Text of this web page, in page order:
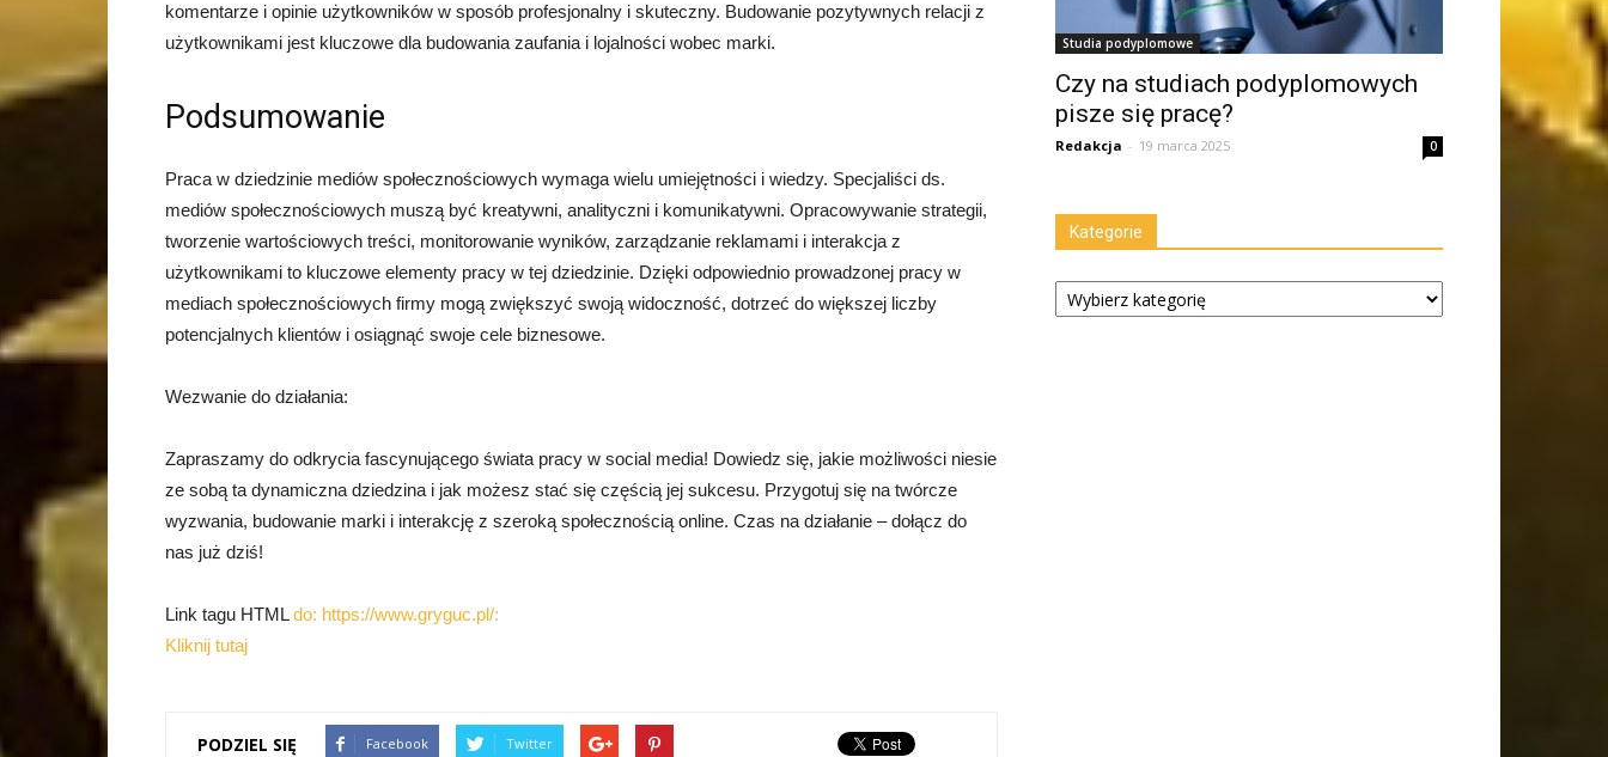
komentarze i opinie użytkowników w sposób profesjonalny i skuteczny. Budowanie pozytywnych relacji z
użytkownikami jest kluczowe dla budowania zaufania i lojalności wobec marki.
Podsumowanie
Praca w dziedzinie mediów społecznościowych wymaga wielu umiejętności i wiedzy. Specjaliści ds.
mediów społecznościowych muszą być kreatywni, analityczni i komunikatywni. Opracowywanie strategii,
tworzenie wartościowych treści, monitorowanie wyników, zarządzanie reklamami i interakcja z
użytkownikami to kluczowe elementy pracy w tej dziedzinie. Dzięki odpowiednio prowadzonej pracy w
mediach społecznościowych firmy mogą zwiększyć swoją widoczność, dotrzeć do większej liczby
potencjalnych klientów i osiągnąć swoje cele biznesowe.
Wezwanie do działania:
Zapraszamy do odkrycia fascynującego świata pracy w social media! Dowiedz się, jakie możliwości niesie
ze sobą ta dynamiczna dziedzina i jak możesz stać się częścią jej sukcesu. Przygotuj się na twórcze
wyzwania, budowanie marki i interakcję z szeroką społecznością online. Czas na działanie – dołącz do
nas już dziś!
Link tagu HTMLdo: https://www.gryguc.pl/:
Kliknij tutaj
PODZIEL SIĘ Facebook Twitter
Studia podyplomowe
Czy na studiach podyplomowych
pisze się pracę?
Redakcja - 19 marca 2025 0
Kategorie
Kategorie